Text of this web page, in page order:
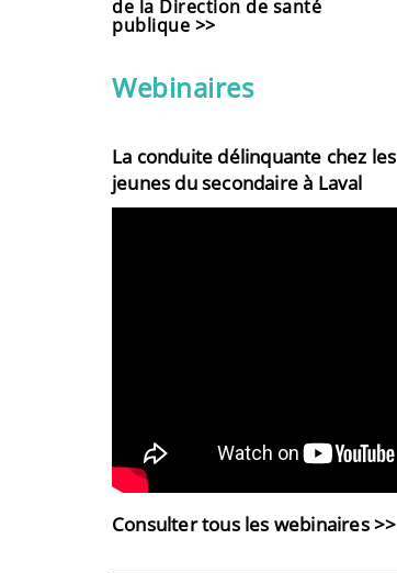
de la Direction de santé
publique >>
Webinaires
La conduite délinquante chez les
jeunes du secondaire à Laval
Consulter tous les webinaires >>